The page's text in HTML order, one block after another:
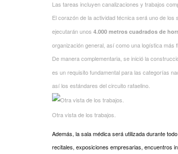
Las tareas incluyen canalizaciones y trabajos
El corazón de la actividad técnica será uno de
ejecutarán unos 4.000 metros cuadrados de
organización general, así como una logística más
De manera complementaria, se inició la
es un requisito fundamental para las categorías
así los estándares del circuito rafaelino.
Otra vista de los trabajos.
Además, la sala médica será utilizada durante
recitales, exposiciones empresarias, encuentros